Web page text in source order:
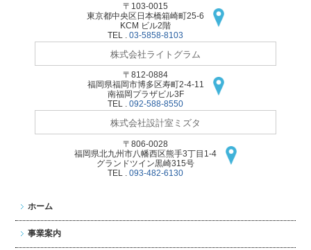
〒103-0015
東京都中央区日本橋箱崎町25-6
KCM ビル2階
TEL . 03-5858-8103
株式会社ライトグラム
〒812-0884
福岡県福岡市博多区寿町2-4-11
南福岡プラザビル3F
TEL . 092-588-8550
株式会社設計室ミズタ
〒806-0028
福岡県北九州市八幡西区熊手3丁目1-4
グランドツイン黒崎315号
TEL . 093-482-6130
ホーム
事業案内